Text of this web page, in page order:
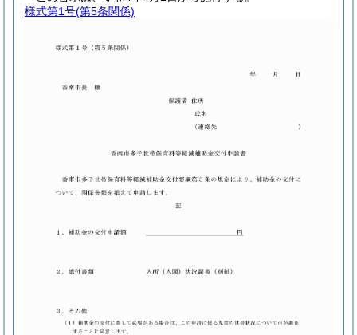
様式第1号(第5条関係)